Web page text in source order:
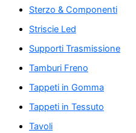
Sterzo & Componenti
Striscie Led
Supporti Trasmissione
Tamburi Freno
Tappeti in Gomma
Tappeti in Tessuto
Tavoli